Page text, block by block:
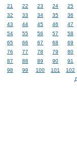
21
22 23 24
25
32
33 34 35
36
43
44 45 46
47
54
55 56 57
58
65
66 67 68
69
76
77 78 79
80
87
88 89 90
91
98
99 100 101
102